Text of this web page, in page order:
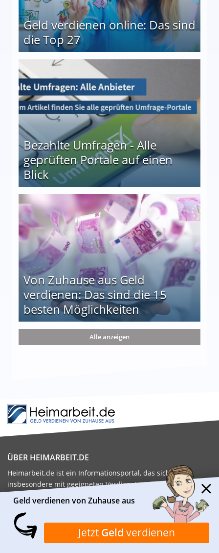
Geld verdienen online: Das sind
die Top 27
Bezahlte Umfragen - Alle
geprüften Portale auf einen
Blick
auf einen Blick
Von Zuhause aus Geld
verdienen: Das sind die 15
besten Möglichkeiten
die 15 besten Möglichkeiten
Alle anzeigen
ÜBER HEIMARBEIT.DE
Heimarbeit.de ist ein Informationsportal, das sich
insbesondere mit geeigneten Verdienstmöglichkeiten von
Zuhause aus beschäftigt. Das Redaktionsteam recherchiert
und prüft täglich viele verschiedene Möglichkeiten, mit denen
man von Zuhause aus Geld verdienen kann.
Kontaktiere uns:
kontakt@heimarbeit.de
Geld verdienen von Zuhause aus
Jetzt Geld verdienen